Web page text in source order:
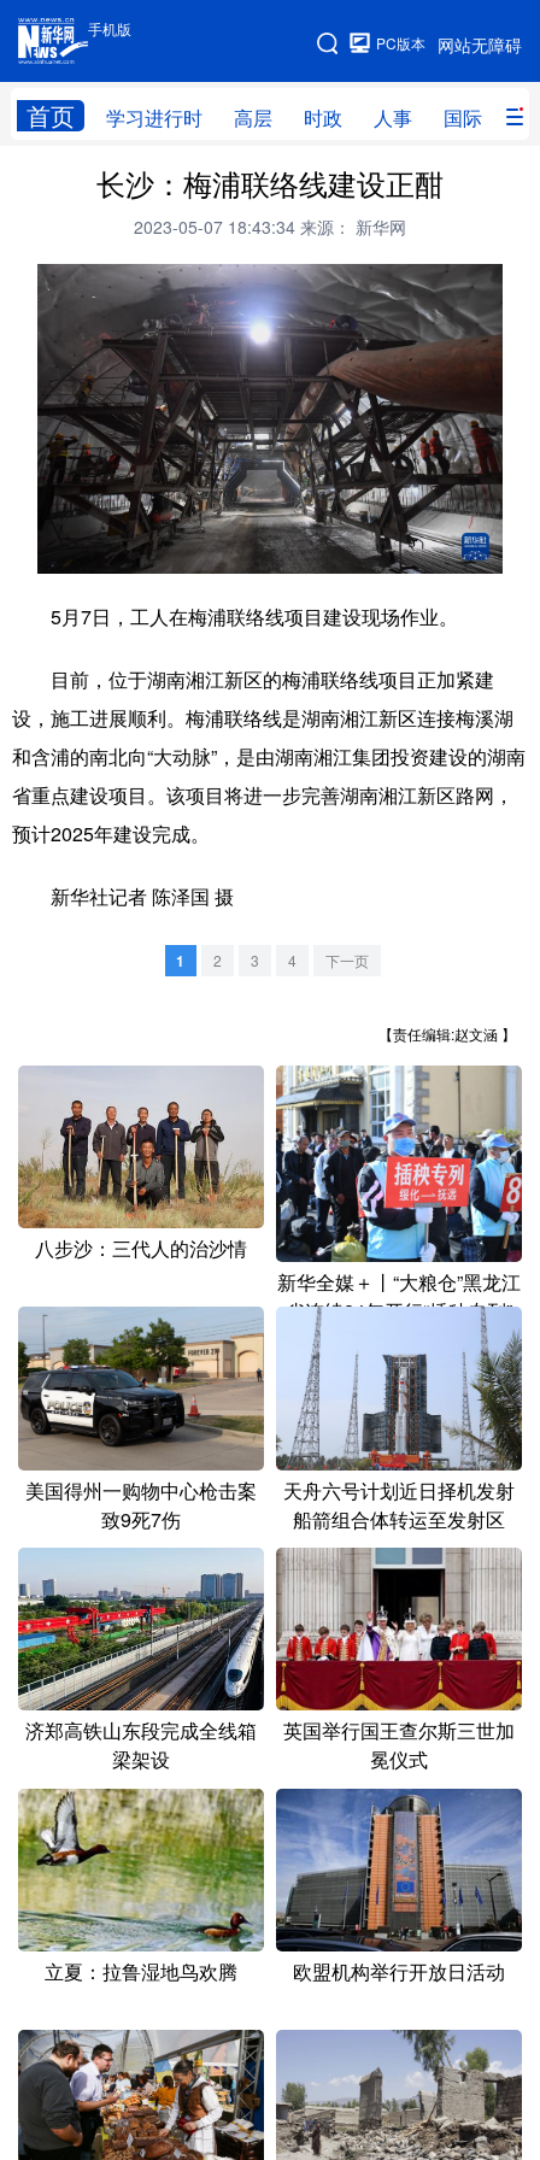
手机版
网站无障碍
PC版本
首页 学习进行时 高层 时政 人事 国际 财
手机版
网站地图
学习进行时 高层 时政
财经 网评
台湾 思客智库 全球连线 教育
科技 科创 量子 体育
文化 书画 健康
访谈 视频 图片 政务
法律 中央文件 金融 汽车
食品 人居 信息化 数字经济
彩票 娱乐 时尚 悦读
文化产业
地方频道
江西
湖北 湖南
广东 广西 海南 重庆
四川 贵州 云南 西藏
陕西 甘肃 青海 宁夏
黑龙江
多语种频道
English Español Français عربى
Русский язык 日本語 한국어
Deutsch Português
长沙：梅浦联络线建设正酣
2023-05-07 18:43:34 来源： 新华网
5月7日，工人在梅浦联络线项目建设现场作业。
目前，位于湖南湘江新区的梅浦联络线项目正加紧建
设，施工进展顺利。梅浦联络线是湖南湘江新区连接梅溪湖
和含浦的南北向“大动脉”，是由湖南湘江集团投资建设的湖南
省重点建设项目。该项目将进一步完善湖南湘江新区路网，
预计2025年建设完成。
新华社记者 陈泽国 摄
1 2 3 4 下一页
【责任编辑:赵文涵 】
八步沙：三代人的治沙情
新华全媒＋丨“大粮仓”黑龙江
省连续24年开行“插秧专列”
美国得州一购物中心枪击案
致9死7伤
天舟六号计划近日择机发射
船箭组合体转运至发射区
济郑高铁山东段完成全线箱
梁架设
英国举行国王查尔斯三世加
冕仪式
立夏：拉鲁湿地鸟欢腾 欧盟机构举行开放日活动